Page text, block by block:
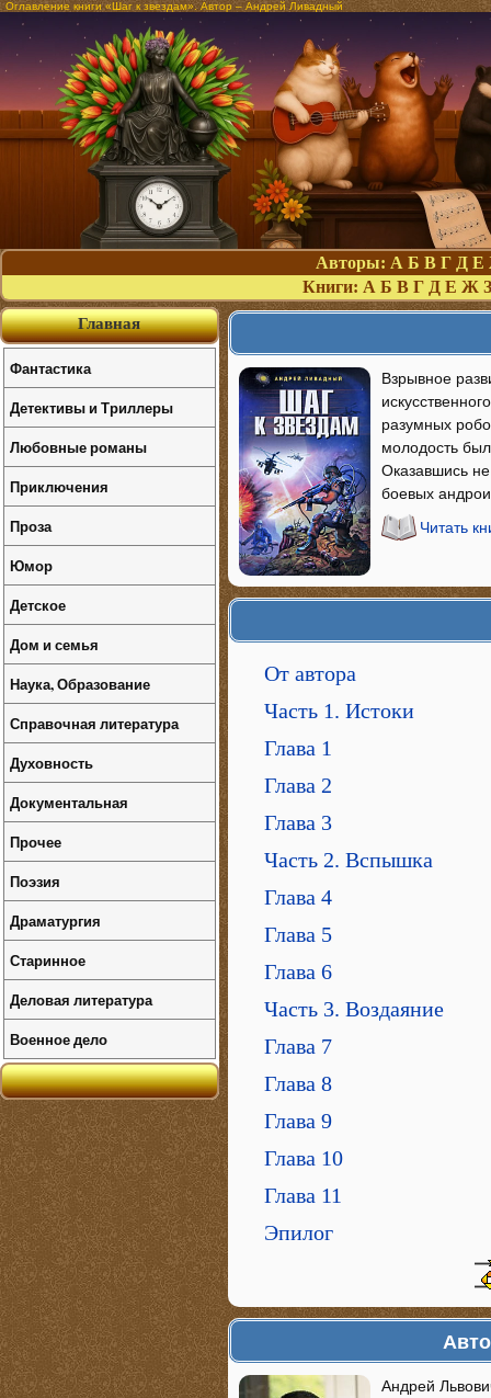
Оглавление книги «Шаг к звездам». Автор – Андрей Ливадный
Авторы: А Б В Г Д Е
Книги: А Б В Г Д Е Ж З
Взрывное
разумных
молодость
Оказавшись
боевых
Читать
От автора
Часть 1. Истоки
Глава 1
Глава 2
Глава 3
Часть 2. Вспышка
Глава 4
Глава 5
Глава 6
Часть 3. Воздаяние
Глава 7
Глава 8
Глава 9
Глава 10
Глава 11
Эпилог
Андрей
Главная
Фантастика
Детективы и Триллеры
Любовные романы
Приключения
Проза
Юмор
Детское
Дом и семья
Наука, Образование
Справочная литература
Духовность
Документальная
Прочее
Поэзия
Драматургия
Старинное
Деловая литература
Военное дело